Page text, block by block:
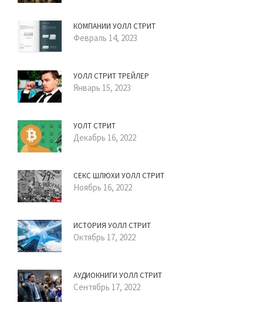
КОМПАНИИ УОЛЛ СТРИТ
Февраль 14, 2023
УОЛЛ СТРИТ ТРЕЙЛЕР
Январь 15, 2023
УОЛТ СТРИТ
Декабрь 16, 2022
СЕКС ШЛЮХИ УОЛЛ СТРИТ
Ноябрь 16, 2022
ИСТОРИЯ УОЛЛ СТРИТ
Октябрь 17, 2022
АУДИОКНИГИ УОЛЛ СТРИТ
Сентябрь 17, 2022